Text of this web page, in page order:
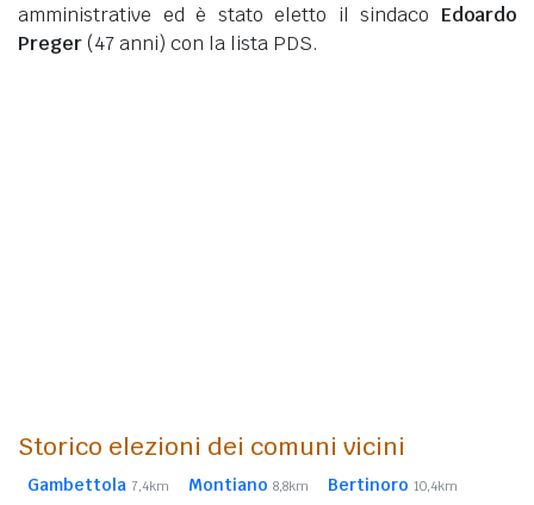
amministrative ed è stato eletto il sindaco Edoardo
Preger(47 anni) con la lista PDS.
Storico elezioni dei comuni vicini
Gambettola 7,4km Montiano 8,8km Bertinoro 10,4km